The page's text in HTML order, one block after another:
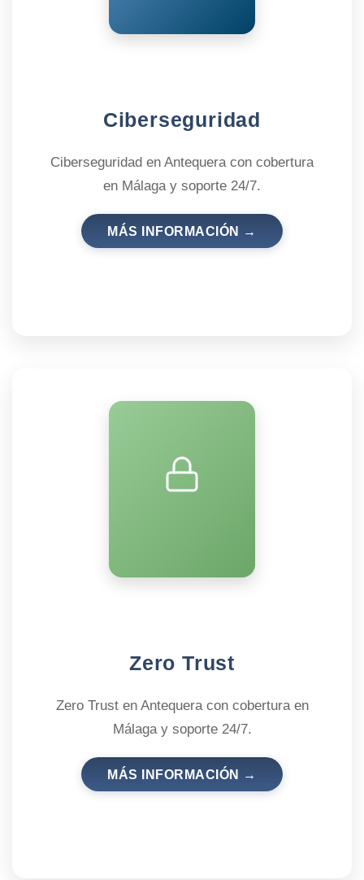
Ciberseguridad
Ciberseguridad en Antequera con cobertura
en Málaga y soporte 24/7.
MÁS INFORMACIÓN →
Zero Trust
Zero Trust en Antequera con cobertura en
Málaga y soporte 24/7.
MÁS INFORMACIÓN →